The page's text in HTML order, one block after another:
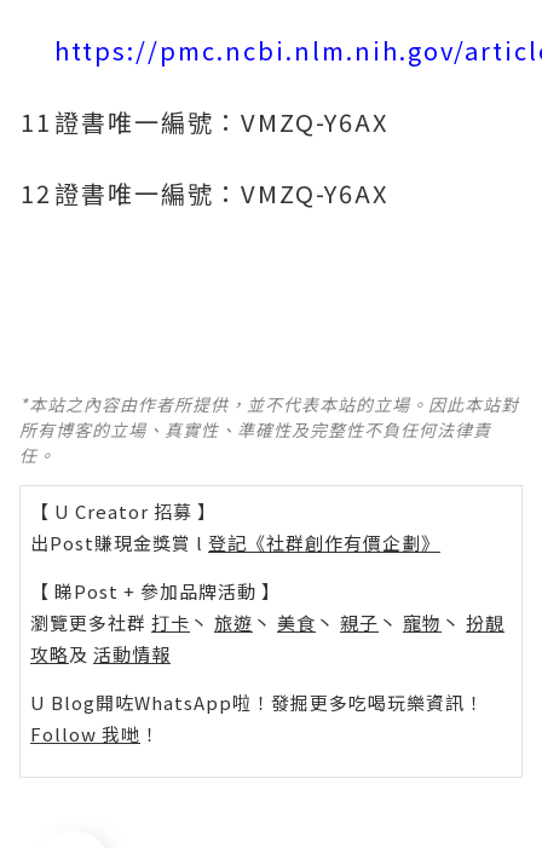
https://pmc.ncbi.nlm.nih.gov/
11 證書唯一編號：VMZQ-Y6AX
12 證書唯一編號：VMZQ-Y6AX
*本站之內容由作者所提供，並不代表本站的立場。因此本站對
所有博客的立場、真實性、準確性及完整性不負任何法律責
任。
【 U Creator 招募 】
出Post賺現金獎賞 l 登記《社群創作有價企劃》
【 睇Post + 參加品牌活動 】
瀏覽更多社群 打卡 丶 旅遊 丶 美食 丶 親子 丶 寵物 丶 扮靚
攻略及 活動情報
U Blog開咗WhatsApp啦！發掘更多吃喝玩樂資訊！
Follow 我哋 ！